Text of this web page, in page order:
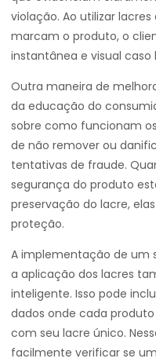
violação. Ao utilizar
marcam o produto, o
instantânea e visual
Outra maneira de
da educação do
sobre como funcionam
de não remover ou
tentativas de fraude.
segurança do produto
preservação do lacre,
proteção.
A implementação de um
a aplicação dos lacres
inteligente. Isso pode
dados onde cada
com seu lacre único.
facilmente verificar se